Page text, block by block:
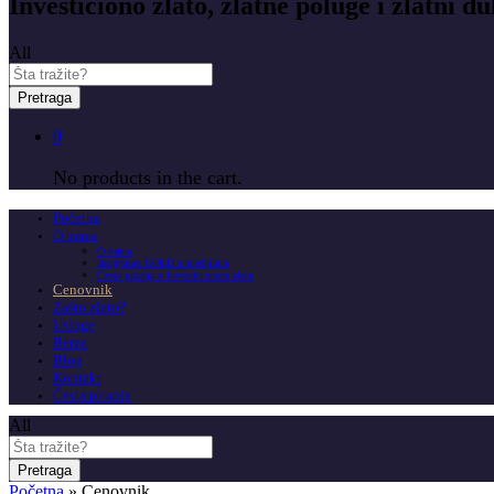
All
Pretraga
0
No products in the cart.
Početna
O nama
O nama
Insignitus GOLD u medijima
Česta pitanja o investicionom zlatu
Cenovnik
Zašto zlato?
Usluge
Berza
Blog
Kontakt
Česta pitanja
All
Pretraga